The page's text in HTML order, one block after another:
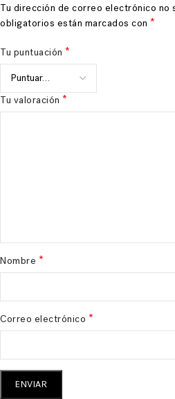
Tu dirección de correo electrónico no
obligatorios están marcados con *
Tu puntuación *
Tu valoración *
Nombre *
Correo electrónico *